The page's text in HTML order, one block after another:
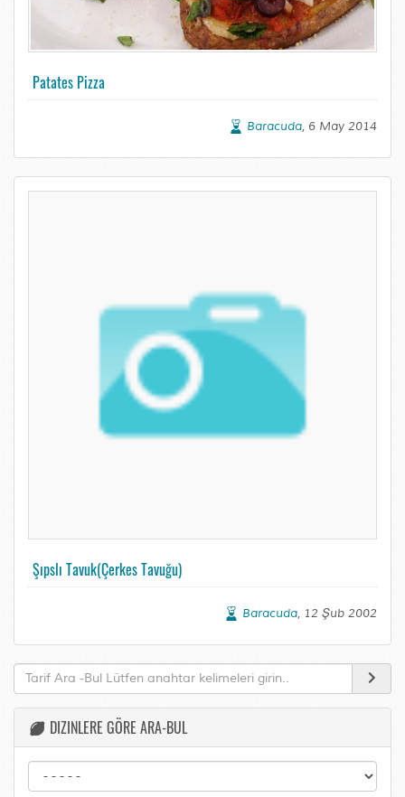
Patates Pizza
Baracuda, 6 May 2014
Şıpslı Tavuk(Çerkes Tavuğu)
Baracuda, 12 Şub 2002
DIZINLERE GÖRE ARA-BUL